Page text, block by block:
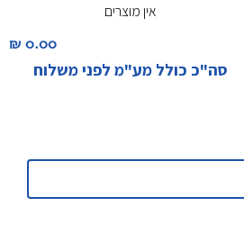
אין מוצרים
0.00 ₪‎
סה"כ כולל מע"מ לפני משלוח